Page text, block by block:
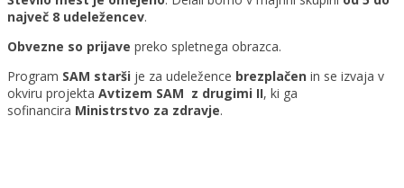
največ 8 udeležencev.
Obvezne so prijave preko spletnega obrazca.
Program SAM starši je za udeležence brezplačen in se izvaja v
okviru projekta Avtizem SAM z drugimi II, ki ga
sofinancira Ministrstvo za zdravje.